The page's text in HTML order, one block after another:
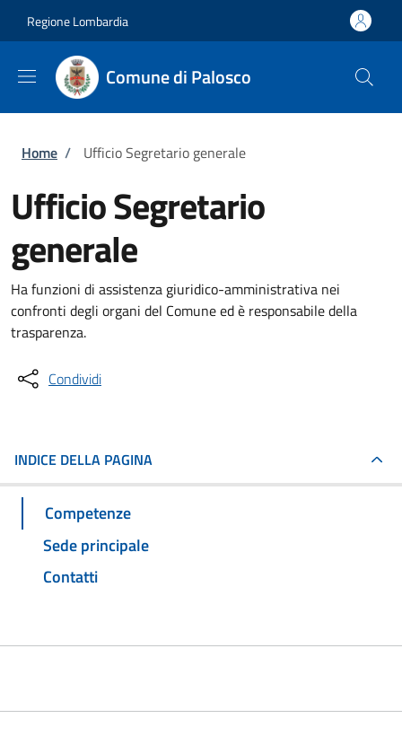
Regione Lombardia
Comune di Palosco
Briciole di pane
Home / Ufficio Segretario generale
Ufficio Segretario
generale
Ha funzioni di assistenza giuridico-amministrativa nei
confronti degli organi del Comune ed è responsabile della
trasparenza.
Condividi
INDICE DELLA PAGINA
Competenze
Sede principale
Contatti